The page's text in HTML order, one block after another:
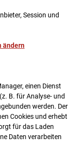
Session und
ändern
einen Dienst
B. für Analyse- und
werden. Der
Cookies und erhebt
für das Laden
Daten verarbeiten